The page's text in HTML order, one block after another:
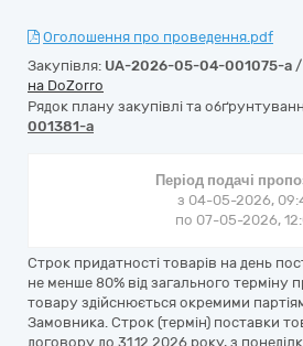
Оголошення про проведення.pdf
Закупівля: UA-2026-05-04-001075-a /
на DoZorro
Рядок плану закупівлі та
001381-a
Період подачі
з 04-05-2026,
по 07-05-2026,
Строк придатності товарів на день
не менше 80% від загального терміну
товару здійснюється окремими
Замовника. Строк (термін) поставки
договору до 31.12.2026 року, з